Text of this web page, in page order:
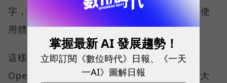
字，轉向任何時間、任何地點都能穩定連線的使
用體驗。
這樣的轉變，也反映在國際權威網路分析機構
Opensignal 公布的評比結果。今年初，台灣大
掌握最新 AI 發展趨勢！
立即訂閱《數位時代》日報、《一天
一AI》圖解日報